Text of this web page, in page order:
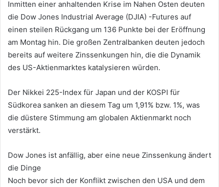
Inmitten einer anhaltenden Krise im Nahen Osten deuten
die Dow Jones Industrial Average (DJIA) -Futures auf
einen steilen Rückgang um 136 Punkte bei der Eröffnung
am Montag hin. Die großen Zentralbanken deuten jedoch
bereits auf weitere Zinssenkungen hin, die die Dynamik
des US-Aktienmarktes katalysieren würden.
Der Nikkei 225-Index für Japan und der KOSPI für
Südkorea sanken an diesem Tag um 1,91% bzw. 1%, was
die düstere Stimmung am globalen Aktienmarkt noch
verstärkt.
Dow Jones ist anfällig, aber eine neue Zinssenkung ändert
die Dinge
Noch bevor sich der Konflikt zwischen den USA und dem